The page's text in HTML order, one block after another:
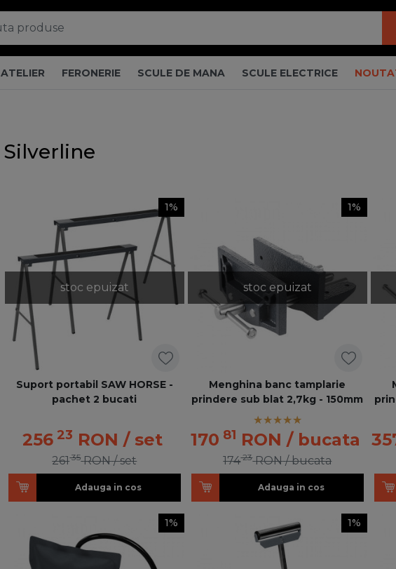
ATELIER FERONERIE SCULE DE MANA SCULE ELECTRICE
Silverline
stoc epuizat
1%
Suport portabil SAW HORSE -
pachet 2 bucati
256 23 RON / set
26135 RON / set
Adauga in cos
stoc epuizat
1%
Menghina banc tamplarie
prindere sub blat 2,7kg - 150mm
170 81 RON / bucata
17423 RON / bucata
Adauga in cos
1% 1%